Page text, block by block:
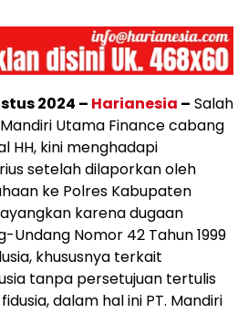
2024 – Harianesia – Salah
Utama Finance cabang
HH, kini menghadapi
setelah dilaporkan oleh
ke Polres Kabupaten
karena dugaan
Undang Nomor 42 Tahun 1999
khususnya terkait
tanpa persetujuan tertulis
dalam hal ini PT. Mandiri